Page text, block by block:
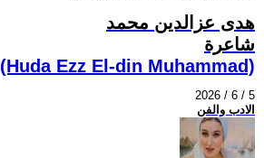
هدى عزالدين محمد
شاعرة
(Huda Ezz El-din Muhammad)
2026 / 6 / 5
الادب والفن